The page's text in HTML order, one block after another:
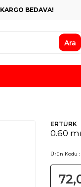
KARGO BEDAVA!
Ara
ERTÜRK
0.60
Ürün Kodu :